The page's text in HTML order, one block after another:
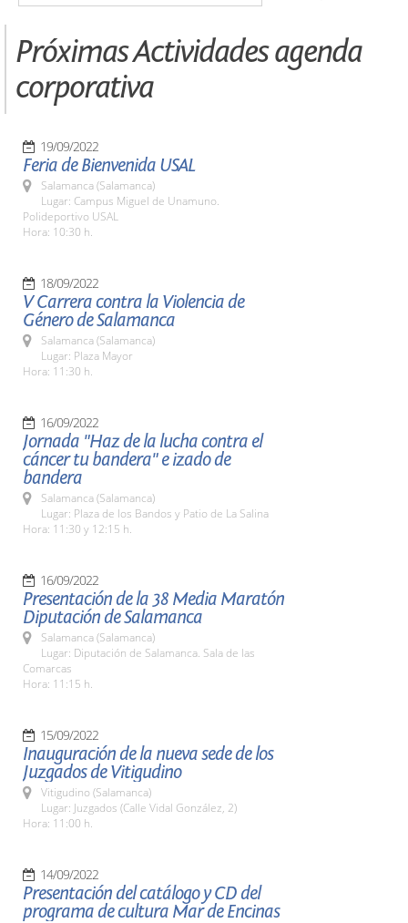
Próximas Actividades agenda
corporativa
19/09/2022
Feria de Bienvenida USAL
Salamanca (Salamanca)
Lugar: Campus Miguel de Unamuno.
Polideportivo USAL
Hora: 10:30 h.
18/09/2022
V Carrera contra la Violencia de
Género de Salamanca
Salamanca (Salamanca)
Lugar: Plaza Mayor
Hora: 11:30 h.
16/09/2022
Jornada "Haz de la lucha contra el
cáncer tu bandera" e izado de
bandera
Salamanca (Salamanca)
Lugar: Plaza de los Bandos y Patio de La Salina
Hora: 11:30 y 12:15 h.
16/09/2022
Presentación de la 38 Media Maratón
Diputación de Salamanca
Salamanca (Salamanca)
Lugar: Diputación de Salamanca. Sala de las
Comarcas
Hora: 11:15 h.
15/09/2022
Inauguración de la nueva sede de los
Juzgados de Vitigudino
Vitigudino (Salamanca)
Lugar: Juzgados (Calle Vidal González, 2)
Hora: 11:00 h.
14/09/2022
Presentación del catálogo y CD del
programa de cultura Mar de Encinas